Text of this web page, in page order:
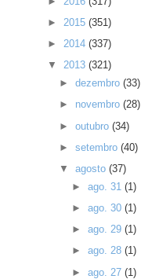
► 2015 (351)
► 2014 (337)
▼ 2013 (321)
►dezembro(33)
► novembro(28)
►outubro(34)
►setembro(40)
▼agosto(37)
► ago. 31 (1)
► ago. 30 (1)
► ago. 29 (1)
► ago. 28 (1)
► ago. 27 (1)